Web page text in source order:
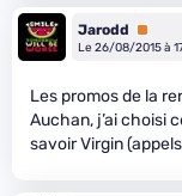
Jarodd
Premium
Le 26/08/2015 à
Les promos de la
Auchan, j’ai choisi
savoir Virgin